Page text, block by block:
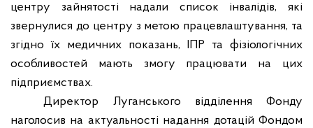
центру зайнятості надали список інвалідів, які
звернулися до центру з метою працевлаштування, та
згідно їх медичних показань, ІПР та фізіологічних
особливостей мають змогу працювати на цих
підприємствах.
Директор Луганського відділення Фонду
наголосив на актуальності надання дотацій Фондом